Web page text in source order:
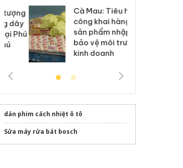
Cà Mau: Tiêu hủy
công khai hàng ngàn
sản phẩm nhập lậu,
bảo vệ môi trường
kinh doanh
dán phim cách nhiệt ô tô
Sửa máy rửa bát bosch